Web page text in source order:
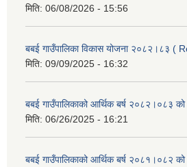
मिति: 06/08/2026 - 15:56
बबई गाउँपालिका विकास योजना २०८२।८३ (
मिति: 09/09/2025 - 16:32
बबई गाउँपालिकाको आर्थिक बर्ष २०८२।०८३ को
मिति: 06/26/2025 - 16:21
बबई गाउँपालिकाको आर्थिक बर्ष २०८१।०८२